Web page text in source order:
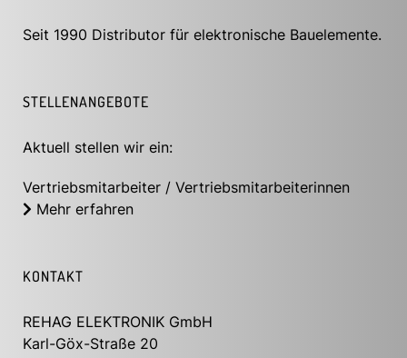
Seit 1990 Distributor für elektronische Bauelemente.
STELLENANGEBOTE
Aktuell stellen wir ein:
Vertriebsmitarbeiter / Vertriebsmitarbeiterinnen
Mehr erfahren
KONTAKT
REHAG ELEKTRONIK GmbH
Karl-Göx-Straße 20